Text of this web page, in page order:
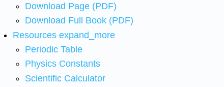
Download Page (PDF)
Download Full Book (PDF)
Resources expand_more
Periodic Table
Physics Constants
Scientific Calculator